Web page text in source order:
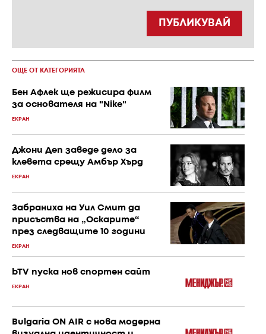
ПУБЛИКУВАЙ
ОЩЕ ОТ КАТЕГОРИЯТА
Бен Афлек ще режисира филм
за основателя на "Nike"
ЕКРАН
Джони Деп заведе дело за
клевета срещу Амбър Хърд
ЕКРАН
Забраниха на Уил Смит да
присъства на „Оскарите“
през следващите 10 години
ЕКРАН
bTV пуска нов спортен сайт
ЕКРАН
Bulgaria ON AIR с нова модерна